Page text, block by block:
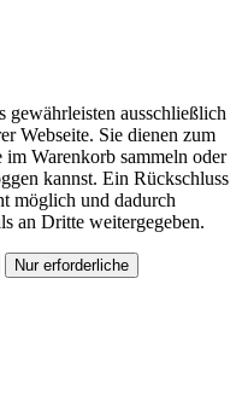
gewährleisten ausschließlich
Webseite. Sie dienen zum
Warenkorb sammeln oder
kannst. Ein Rückschluss
möglich und dadurch
an Dritte weitergegeben.
Nur erforderliche